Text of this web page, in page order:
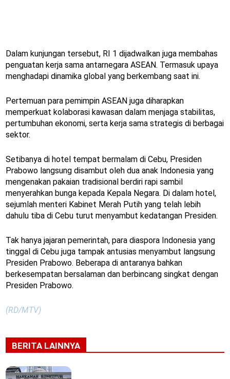
Dalam kunjungan tersebut, RI 1 dijadwalkan juga membahas
penguatan kerja sama antarnegara ASEAN. Termasuk upaya
menghadapi dinamika global yang berkembang saat ini.
Pertemuan para pemimpin ASEAN juga diharapkan
memperkuat kolaborasi kawasan dalam menjaga stabilitas,
pertumbuhan ekonomi, serta kerja sama strategis di berbagai
sektor.
Setibanya di hotel tempat bermalam di Cebu, Presiden
Prabowo langsung disambut oleh dua anak Indonesia yang
mengenakan pakaian tradisional berdiri rapi sambil
menyerahkan bunga kepada Kepala Negara. Di dalam hotel,
sejumlah menteri Kabinet Merah Putih yang telah lebih
dahulu tiba di Cebu turut menyambut kedatangan Presiden.
Tak hanya jajaran pemerintah, para diaspora Indonesia yang
tinggal di Cebu juga tampak antusias menyambut langsung
Presiden Prabowo. Beberapa di antaranya bahkan
berkesempatan bersalaman dan berbincang singkat dengan
Presiden Prabowo.
(RD/MTV)
BERITA LAINNYA